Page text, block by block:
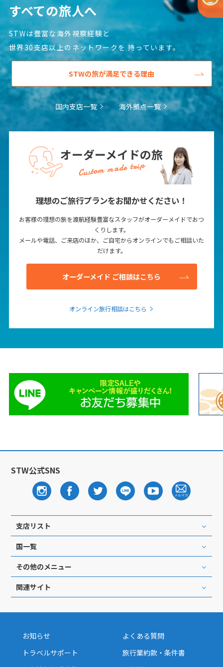
すべての旅人へ
STWは豊富な海外視察経験と
世界30支店以上のネットワークを 持っています。
STWの旅が満足できる理由
国内支店一覧 海外拠点一覧
オーダーメイドの旅
Custom made trip
理想のご旅行プランをお聞かせください！
お客様の理想の旅を渡航経験豊富なスタッフがオーダーメイドでおつ
くりします。
メールや電話、ご来店のほか、ご自宅からオンラインでもご相談いた
だけます。
オーダーメイド ご相談はこちら
オンライン旅行相談はこちら
STW公式SNS
支店リスト
国一覧
その他のメニュー
関連サイト
お知らせ
よくある質問
トラベルサポート
旅行業約款・条件書